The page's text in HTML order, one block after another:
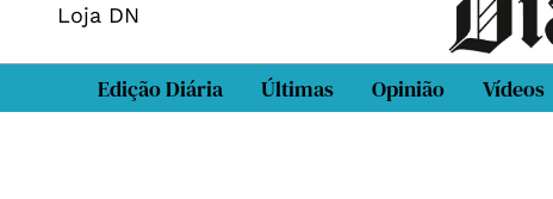
Loja DN
Edição Diária Últimas Opinião Vídeos